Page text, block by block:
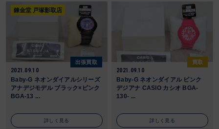
錬金堂 戸塚影取店
出張買取
2021.09.10
Baby-G ネオンダイアルシリーズ
アナデジモデル ブラック×ピンク
BGA-13 ...
詳しく見る
買取
2021.09.10
Baby-G ネオンダイアル ピンク
デジアナ CASIO カシオ BGA-
130- ...
詳しく見る